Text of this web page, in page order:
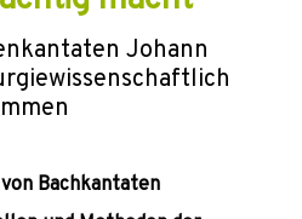
Johann
Bachkantaten